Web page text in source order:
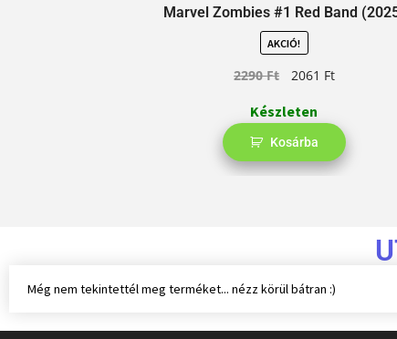
Marvel Zombies #1 Red Band
AKCIÓ!
2290Ft 2061 Ft
Készleten
Kosárba
Még nem tekintettél meg terméket... nézz körül bátran :)